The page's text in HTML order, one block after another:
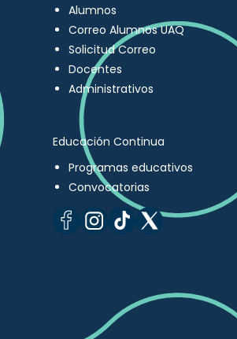
Alumnos
Correo Alumnos UAQ
Solicitud Correo
Docentes
Administrativos
Educación Continua
Programas educativos
Convocatorias